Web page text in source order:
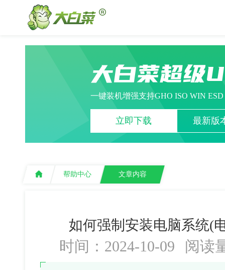
大白菜超级
一键装机增强支持GHO ISO WIN
立即下载 最新版
帮助中心 文章内容
如何强制安装电脑系统(
时间：2024-10-09 阅读